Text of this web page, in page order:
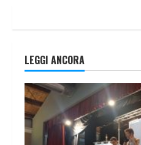
LEGGI ANCORA